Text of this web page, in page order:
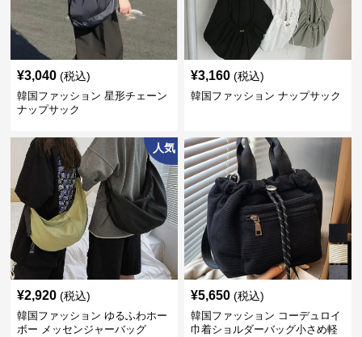
¥3,040 (税込)
韓国ファッション 星形チェーン
ナップサック
¥3,160 (税込)
韓国ファッション ナップサック
人気
¥2,920 (税込)
韓国ファッション ゆるふわホー
ボー メッセンジャーバッグ
¥5,650 (税込)
韓国ファッション コーデュロイ
巾着ショルダーバッグ小さめ軽